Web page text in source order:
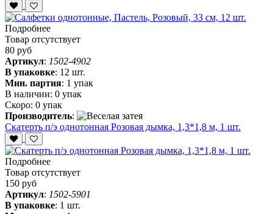
Подробнее
Товар отсутствует
80 руб
Артикул: 1502-4902
В упаковке: 12 шт.
Мин. партия: 1 упак
В наличии: 0 упак
Скоро: 0 упак
Производитель:
Скатерть п/э однотонная Розовая дымка, 1,3*1,8 м, 1 шт.
Подробнее
Товар отсутствует
150 руб
Артикул: 1502-5901
В упаковке: 1 шт.